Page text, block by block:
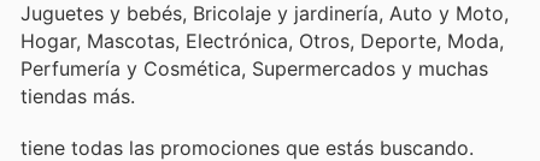
Juguetes y bebés, Bricolaje y jardinería, Auto y Moto,
Hogar, Mascotas, Electrónica, Otros, Deporte, Moda,
Perfumería y Cosmética, Supermercados y muchas
tiendas más.
tiene todas las promociones que estás buscando.